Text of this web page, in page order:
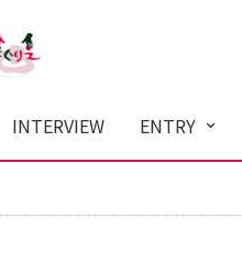
INTERVIEW ENTRY